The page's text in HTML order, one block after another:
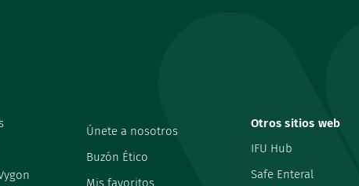
Únete a nosotros
Buzón Ético
Mis favoritos
Otros sitios web
IFU Hub
Safe Enteral